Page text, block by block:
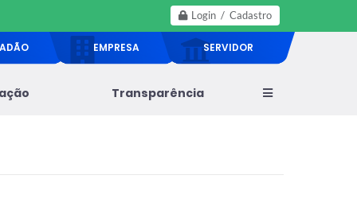
Login / Cadastro
EMPRESA SERVIDOR
Transparência